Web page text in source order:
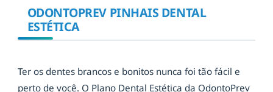
ODONTOPREV PINHAIS DENTAL
ESTÉTICA
Ter os dentes brancos e bonitos nunca foi tão fácil e
perto de você. O Plano Dental Estética da OdontoPrev